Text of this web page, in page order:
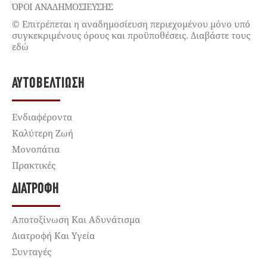
ΌΡΟΙ ΑΝΑΔΗΜΟΣΙΕΥΣΗΣ
© Επιτρέπεται η αναδημοσίευση περιεχομένου μόνο υπό
συγκεκριμένους όρους και προϋποθέσεις. Διαβάστε τους
εδώ
ΑΥΤΟΒΕΛΤΊΩΣΗ
Ενδιαφέροντα
Καλύτερη Ζωή
Μονοπάτια
Πρακτικές
ΔΙΑΤΡΟΦΉ
Αποτοξίνωση Και Αδυνάτισμα
Διατροφή Και Υγεία
Συνταγές